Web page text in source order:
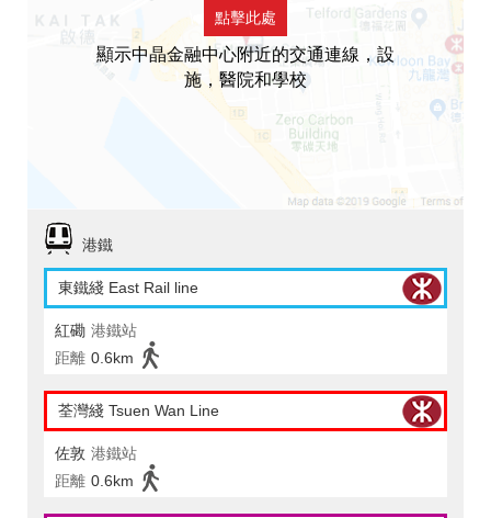
點擊此處
顯示中晶金融中心附近的交通連線，設
施，醫院和學校
港鐵
東鐵綫 East Rail line
紅磡 港鐵站
距離 0.6km
荃灣綫 Tsuen Wan Line
佐敦 港鐵站
距離 0.6km